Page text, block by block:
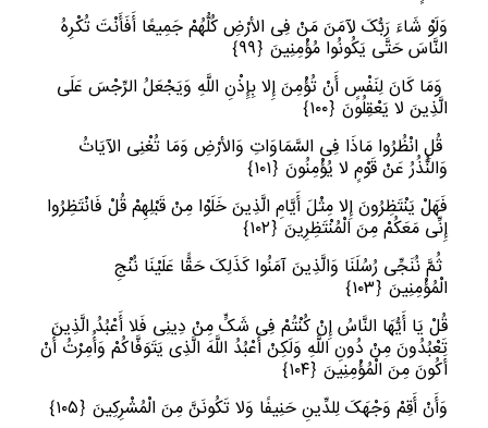
وَلَوْ شَاءَ رَبُّکَ لآمَنَ مَنْ فِی الأرْضِ کُلُّهُمْ جَمِیعًا أَفَأَنْتَ تُکْرِهُ
النَّاسَ حَتَّى یَکُونُوا مُؤْمِنِینَ ﴿٩٩﴾
وَمَا کَانَ لِنَفْسٍ أَنْ تُؤْمِنَ إِلا بِإِذْنِ اللَّهِ وَیَجْعَلُ الرِّجْسَ عَلَى
الَّذِینَ لا یَعْقِلُونَ ﴿١٠٠﴾
قُلِ انْظُرُوا مَاذَا فِی السَّمَاوَاتِ وَالأرْضِ وَمَا تُغْنِی الآیَاتُ
وَالنُّذُرُ عَنْ قَوْمٍ لا یُؤْمِنُونَ ﴿١٠١﴾
فَهَلْ یَنْتَظِرُونَ إِلا مِثْلَ أَیَّامِ الَّذِینَ خَلَوْا مِنْ قَبْلِهِمْ قُلْ فَانْتَظِرُوا
إِنِّی مَعَکُمْ مِنَ الْمُنْتَظِرِینَ ﴿١٠٢﴾
ثُمَّ نُنَجِّی رُسُلَنَا وَالَّذِینَ آمَنُوا کَذَلِکَ حَقًّا عَلَیْنَا نُنْجِ
الْمُؤْمِنِینَ ﴿١٠٣﴾
قُلْ یَا أَیُّهَا النَّاسُ إِنْ کُنْتُمْ فِی شَکٍّ مِنْ دِینِی فَلا أَعْبُدُ الَّذِینَ
تَعْبُدُونَ مِنْ دُونِ اللَّهِ وَلَکِنْ أَعْبُدُ اللَّهَ الَّذِی یَتَوَفَّاکُمْ وَأُمِرْتُ أَنْ
أَکُونَ مِنَ الْمُؤْمِنِینَ ﴿١٠٤﴾
وَأَنْ أَقِمْ وَجْهَکَ لِلدِّینِ حَنِیفًا وَلا تَکُونَنَّ مِنَ الْمُشْرِکِینَ ﴿١٠٥﴾